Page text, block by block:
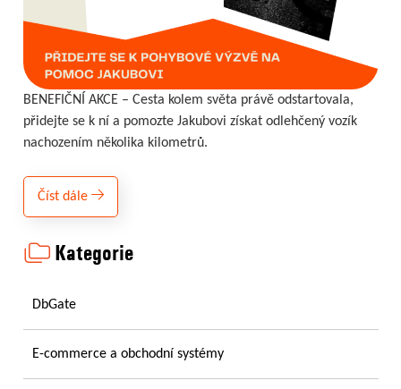
BENEFIČNÍ AKCE – Cesta kolem světa právě odstartovala,
přidejte se k ní a pomozte Jakubovi získat odlehčený vozík
nachozením několika kilometrů.
Číst dále
Kategorie
DbGate
E-commerce a obchodní systémy